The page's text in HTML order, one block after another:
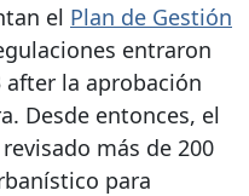
el Plan de Gestión
entraron
after la aprobación
Desde entonces, el
más de 200
para